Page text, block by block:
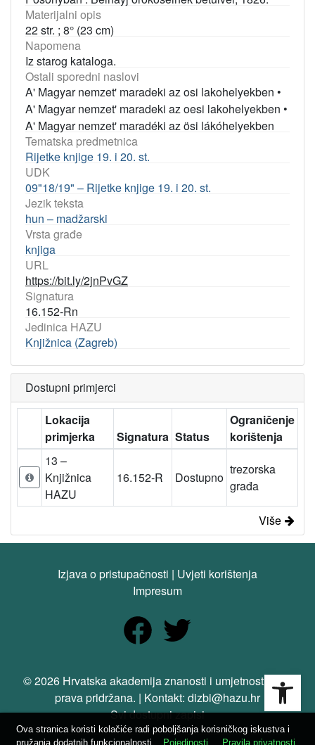
Materijalni opis
22 str. ; 8° (23 cm)
Napomena
Iz starog kataloga.
Ostali sporedni naslovi
A' Magyar nemzet' maradeki az osi lakohelyekben •
A' Magyar nemzet' maradeki az oesi lakohelyekben •
A' Magyar nemzet' maradéki az ösi lákóhelyekben
Tematska predmetnica
Rijetke knjige 19. i 20. st.
UDK
09"18/19" – Rijetke knjige 19. i 20. st.
Jezik teksta
hun – madžarski
Vrsta građe
knjiga
URL
https://bit.ly/2jnPvGZ
Signatura
16.152-Rn
Jedinica HAZU
Knjižnica (Zagreb)
Dostupni primjerci
Lokacija
primjerka
Signatura Status
Ograničenje
korištenja
13 –
Knjižnica
HAZU
16.152-R Dostupno
trezorska
građa
Više
Izjava o pristupačnosti | Uvjeti korištenja
Impresum
© 2026 Hrvatska akademija znanosti i umjetnosti. Sva
prava pridržana. | Kontakt: dizbi@hazu.hr
Svi dostupni zapisi
Ova stranica koristi kolačiće radi poboljšanja korisničkog iskustva i
pružanja dodatnih funkcionalnosti.
Pojedinosti Pravila privatnosti